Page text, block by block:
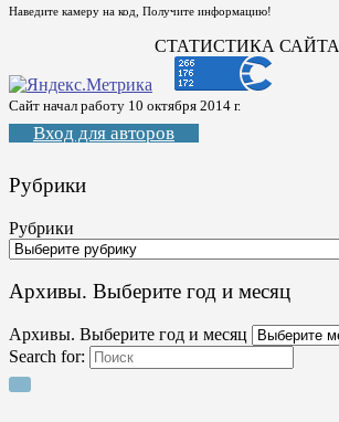
Наведите камеру на код, Получите информацию!
СТАТИСТИКА САЙТА
Сайт начал работу 10 октября 2014 г.
Вход для авторов
Рубрики
Рубрики
Архивы. Выберите год и месяц
Архивы. Выберите год и месяц
Search for: